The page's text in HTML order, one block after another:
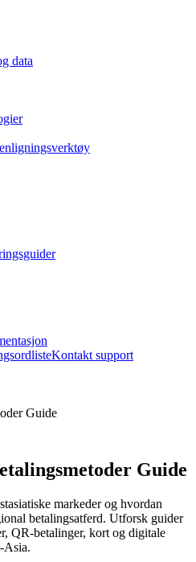
data
Kontakt support
Guide
Guide
markeder og hvordan
betalingsatferd. Utforsk guider
QR-betalinger, kort og digitale
Asia.